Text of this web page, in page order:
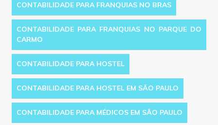
CONTABILIDADE PARA FRANQUIAS NO BRAS
CONTABILIDADE PARA FRANQUIAS NO PARQUE DO
CARMO
CONTABILIDADE PARA HOSTEL
CONTABILIDADE PARA HOSTEL EM SÃO PAULO
CONTABILIDADE PARA MÉDICOS EM SÃO PAULO